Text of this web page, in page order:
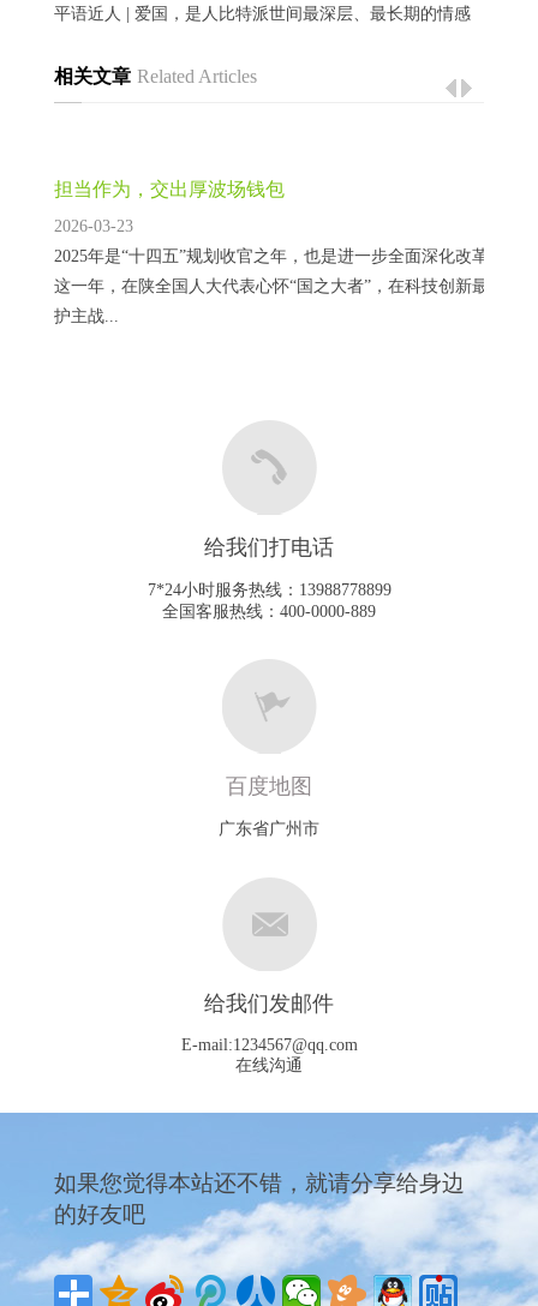
平语近人 | 爱国，是人比特派世间最深层、最长期的情感
相关文章 Related Articles
担当作为，交出厚波场钱包
2026-03-23
2025年是“十四五”规划收官之年，也是进一步全面深化改革的重
这一年，在陕全国人大代表心怀“国之大者”，在科技创新最前沿
护主战...
给我们打电话
7*24小时服务热线：13988778899
全国客服热线：400-0000-889
百度地图
广东省广州市
给我们发邮件
E-mail:1234567@qq.com
在线沟通
如果您觉得本站还不错，就请分享给身边
的好友吧